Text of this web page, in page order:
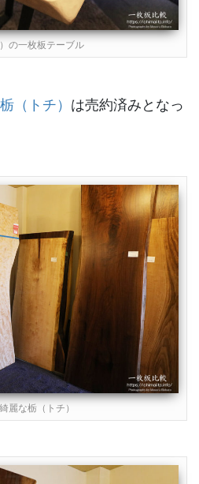
の一枚板テーブル
栃（トチ） は売約済みとなっ
麗な栃（トチ）